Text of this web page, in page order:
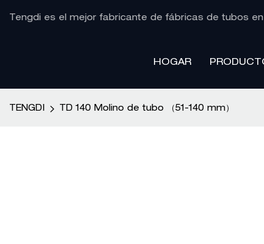
Tengdi es el mejor fabricante de fábricas de tubos en
HOGAR
TENGDI TD 140 Molino de tubo （51-140 mm）